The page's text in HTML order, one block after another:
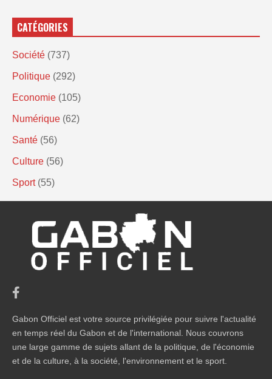
CATÉGORIES
Société (737)
Politique (292)
Economie (105)
Numérique (62)
Santé (56)
Culture (56)
Sport (55)
Gabon Officiel est votre source privilégiée pour suivre l'actualité
en temps réel du Gabon et de l'international. Nous couvrons
une large gamme de sujets allant de la politique, de l'économie
et de la culture, à la société, l'environnement et le sport.